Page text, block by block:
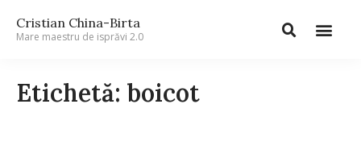
Cristian China-Birta
Mare maestru de isprăvi 2.0
Etichetă: boicot